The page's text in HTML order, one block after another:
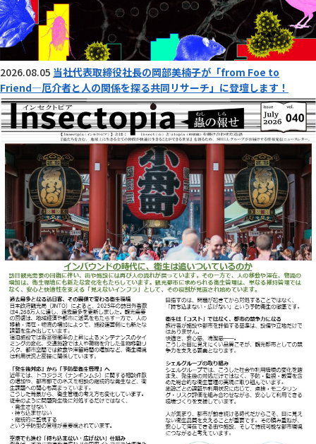
2026.08.05 当社代表取締役社長の岡部美楠子が「from Foe to
Friend―厄介者と人の関係を探る共同リサーチ」に登壇します！